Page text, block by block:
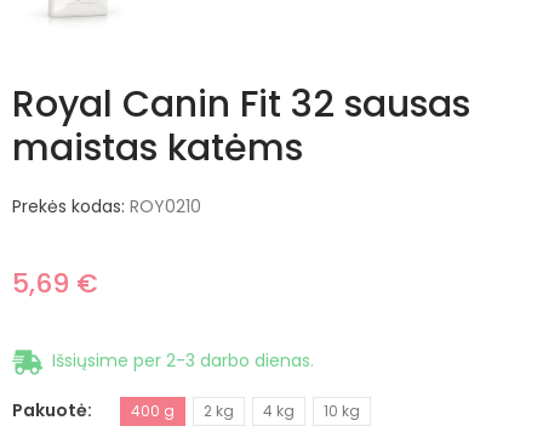
Royal Canin Fit 32 sausas
maistas katėms
Prekės kodas: ROY0210
5,69 €
Išsiųsime per 2-3 darbo dienas.
Pakuotė 400 g 2 kg 4 kg 10 kg